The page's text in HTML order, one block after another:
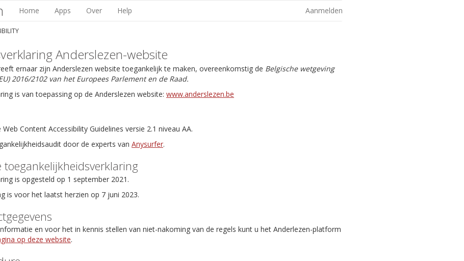
Home Apps Over Help Aanmelden
Anderslezen-website
ernaar zijn Anderslezen website toegankelijk te maken, overeenkomstig de Belgische wetgeving
2016/2102 van het Europees Parlement en de Raad.
is van toepassing op de Anderslezen website: www.anderslezen.be
Content Accessibility Guidelines versie 2.1 niveau AA.
door de experts van Anysurfer.
toegankelijkheidsverklaring
is opgesteld op 1 september 2021.
is voor het laatst herzien op 7 juni 2023.
en voor het in kennis stellen van niet-nakoming van de regels kunt u het Anderlezen-platform
op deze website.